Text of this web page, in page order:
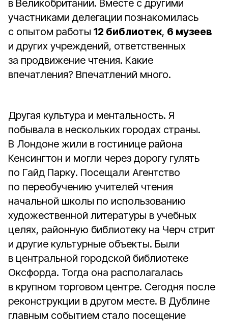
в Великобритании. Вместе с другими
участниками делегации познакомилась
с опытом работы 12 библиотек, 6 музеев
и других учреждений, ответственных
за продвижение чтения. Какие
впечатления? Впечатлений много.
Другая культура и ментальность. Я
побывала в нескольких городах страны.
В Лондоне жили в гостинице района
Кенсингтон и могли через дорогу гулять
по Гайд Парку. Посещали Агентство
по переобучению учителей чтения
начальной школы по использованию
художественной литературы в учебных
целях, районную библиотеку на Черч стрит
и другие культурные объекты. Были
в центральной городской библиотеке
Оксфорда. Тогда она располагалась
в крупном торговом центре. Сегодня после
реконструкции в другом месте. В Дублине
главным событием стало посещение